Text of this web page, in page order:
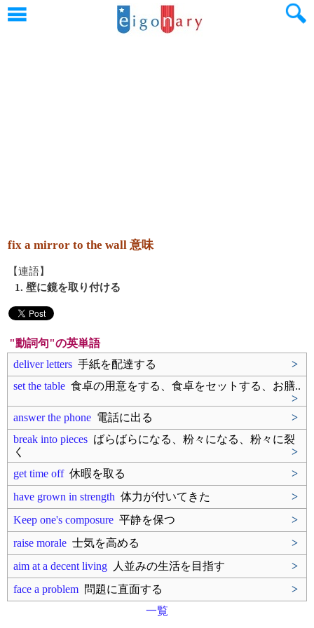
fix a mirror to the wall 意味
【連語】
1. 壁に鏡を取り付ける
"動詞句"の英単語
deliver letters 手紙を配達する
>
set the table 食卓の用意をする、食卓をセットする、お膳..
>
answer the phone 電話に出る
>
break into pieces ばらばらになる、粉々になる、粉々に裂
く
>
get time off休暇を取る
>
have grown in strength 体力が付いてきた
>
Keep one's composure 平静を保つ
>
raise morale 士気を高める
>
aim at a decent living 人並みの生活を目指す
>
face a problem 問題に直面する
>
一覧